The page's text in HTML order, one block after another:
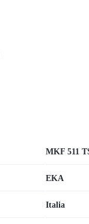
MKF 511
EKA
Italia